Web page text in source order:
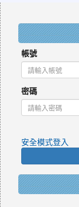
帳號
密碼
安全模式登入